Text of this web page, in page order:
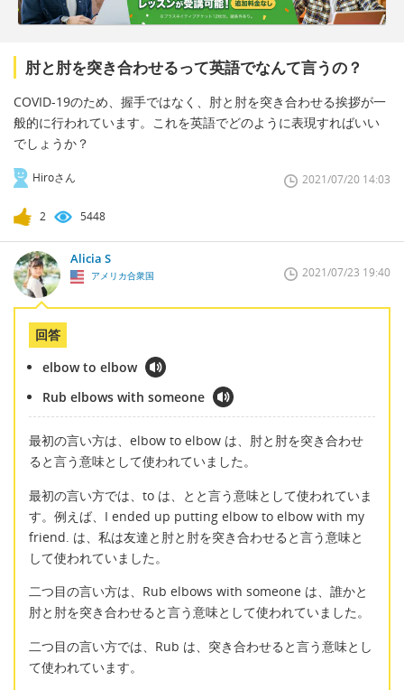
肘と肘を突き合わせるって英語でなんて言うの？
COVID-19のため、握手ではなく、肘と肘を突き合わせる挨拶が一
般的に行われています。これを英語でどのように表現すればいい
でしょうか？
Hiroさん 2021/07/20 14:03
2 5448
Alicia S
アメリカ合衆国 2021/07/23 19:40
回答
elbow to elbow
Rub elbows with someone
最初の言い方は、elbow to elbow は、肘と肘を突き合わせ
ると言う意味として使われていました。
最初の言い方では、to は、とと言う意味として使われていま
す。例えば、I ended up putting elbow to elbow with my
friend. は、私は友達と肘と肘を突き合わせると言う意味と
して使われていました。
二つ目の言い方は、Rub elbows with someone は、誰かと
肘と肘を突き合わせると言う意味として使われていました。
二つ目の言い方では、Rub は、突き合わせると言う意味とし
て使われています。